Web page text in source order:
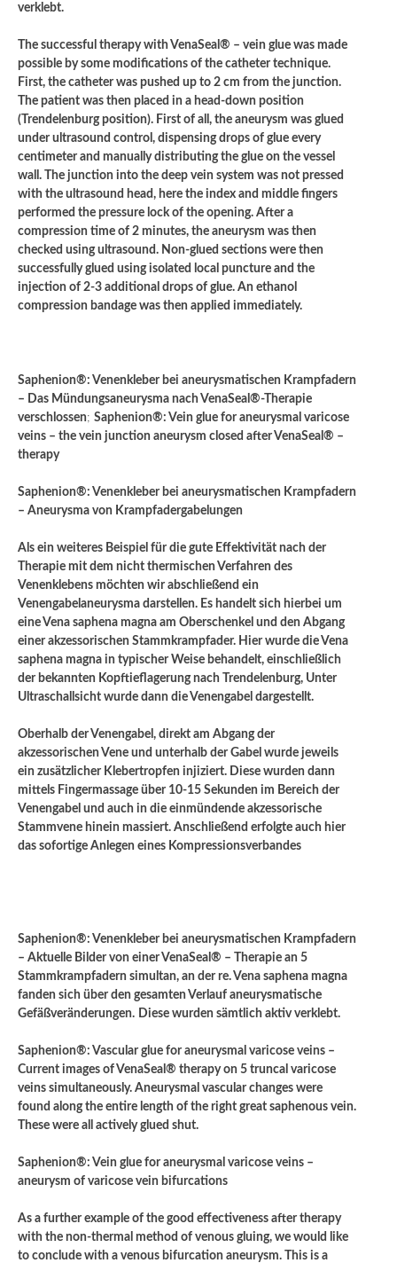
verklebt.
The successful therapy with VenaSeal® – vein glue was made
possible by some modifications of the catheter technique.
First, the catheter was pushed up to 2 cm from the junction.
The patient was then placed in a head-down position
(Trendelenburg position). First of all, the aneurysm was glued
under ultrasound control, dispensing drops of glue every
centimeter and manually distributing the glue on the vessel
wall. The junction into the deep vein system was not pressed
with the ultrasound head, here the index and middle fingers
performed the pressure lock of the opening. After a
compression time of 2 minutes, the aneurysm was then
checked using ultrasound. Non-glued sections were then
successfully glued using isolated local puncture and the
injection of 2-3 additional drops of glue. An ethanol
compression bandage was then applied immediately.
Saphenion®: Venenkleber bei aneurysmatischen Krampfadern
– Das Mündungsaneurysma nach VenaSeal®-Therapie
verschlossen; Saphenion®: Vein glue for aneurysmal varicose
veins – the vein junction aneurysm closed after VenaSeal® –
therapy
Saphenion®: Venenkleber bei aneurysmatischen Krampfadern
– Aneurysma von Krampfadergabelungen
Als ein weiteres Beispiel für die gute Effektivität nach der
Therapie mit dem nicht thermischen Verfahren des
Venenklebens möchten wir abschließend ein
Venengabelaneurysma darstellen. Es handelt sich hierbei um
eine Vena saphena magna am Oberschenkel und den Abgang
einer akzessorischen Stammkrampfader. Hier wurde die Vena
saphena magna in typischer Weise behandelt, einschließlich
der bekannten Kopftieflagerung nach Trendelenburg, Unter
Ultraschallsicht wurde dann die Venengabel dargestellt.
Oberhalb der Venengabel, direkt am Abgang der
akzessorischen Vene und unterhalb der Gabel wurde jeweils
ein zusätzlicher Klebertropfen injiziert. Diese wurden dann
mittels Fingermassage über 10-15 Sekunden im Bereich der
Venengabel und auch in die einmündende akzessorische
Stammvene hinein massiert. Anschließend erfolgte auch hier
das sofortige Anlegen eines Kompressionsverbandes
Saphenion®: Venenkleber bei aneurysmatischen Krampfadern
– Aktuelle Bilder von einer VenaSeal® – Therapie an 5
Stammkrampfadern simultan, an der re. Vena saphena magna
fanden sich über den gesamten Verlauf aneurysmatische
Gefäßveränderungen. Diese wurden sämtlich aktiv verklebt.
Saphenion®: Vascular glue for aneurysmal varicose veins –
Current images of VenaSeal® therapy on 5 truncal varicose
veins simultaneously. Aneurysmal vascular changes were
found along the entire length of the right great saphenous vein.
These were all actively glued shut.
Saphenion®: Vein glue for aneurysmal varicose veins –
aneurysm of varicose vein bifurcations
As a further example of the good effectiveness after therapy
with the non-thermal method of venous gluing, we would like
to conclude with a venous bifurcation aneurysm. This is a